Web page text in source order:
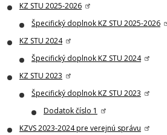
KZ STU 2025-2026
Špecifický doplnok KZ STU 2025-2026
KZ STU 2024
Špecifický doplnok KZ STU 2024
KZ STU 2023
Špecifický doplnok KZ STU 2023
Dodatok číslo 1
KZVS 2023-2024 pre verejnú správu